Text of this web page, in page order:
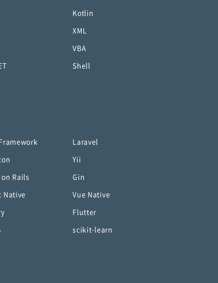
Kotlin
XML
VBA
Shell
Laravel
Yii
on Rails Gin
Native Vue Native
Flutter
scikit-learn